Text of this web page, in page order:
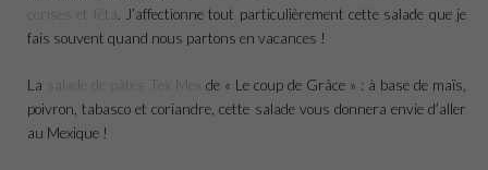
cerises et fêta . J’affectionne tout particulièrement cette salade que je
fais souvent quand nous partons en vacances !
La salade de pâtes Tex Mex
de « Le coup de Grâce » : à base de maïs,
poivron, tabasco et coriandre, cette salade vous donnera envie d’aller
au Mexique !